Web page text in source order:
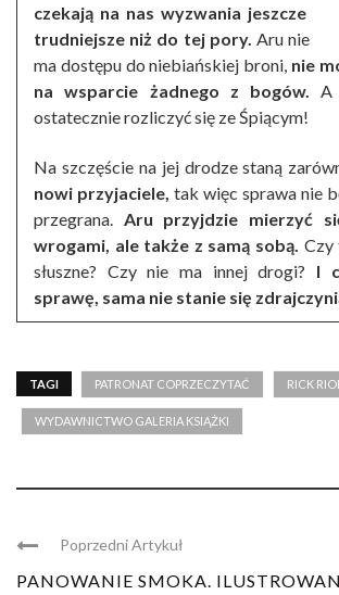
czekają na nas wyzwania jeszcze
trudniejsze niż do tej pory. Aru nie
ma dostępu do niebiańskiej broni, nie
na wsparcie żadnego z bogów. A
ostatecznie rozliczyć się ze Śpiącym!
Na szczęście na jej drodze staną
nowi przyjaciele, tak więc sprawa nie
przegrana. Aru przyjdzie mierzyć
wrogami, ale także z samą sobą. Czy
słuszne? Czy nie ma innej drogi? I
sprawę, sama nie stanie się
TAGI PATRONAT COPRZECZYTAĆ RICK
WYDAWNICTWO GALERIA KSIĄŻKI
Poprzedni Artykuł
PANOWANIE SMOKA.